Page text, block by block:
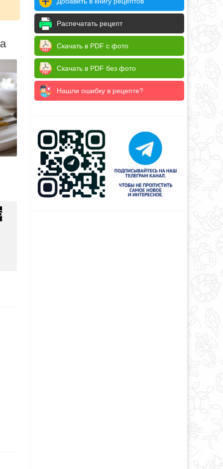
Распечатать рецепт
Скачать в PDF с фото
Скачать в PDF без фото
Нашли ошибку в рецепте?